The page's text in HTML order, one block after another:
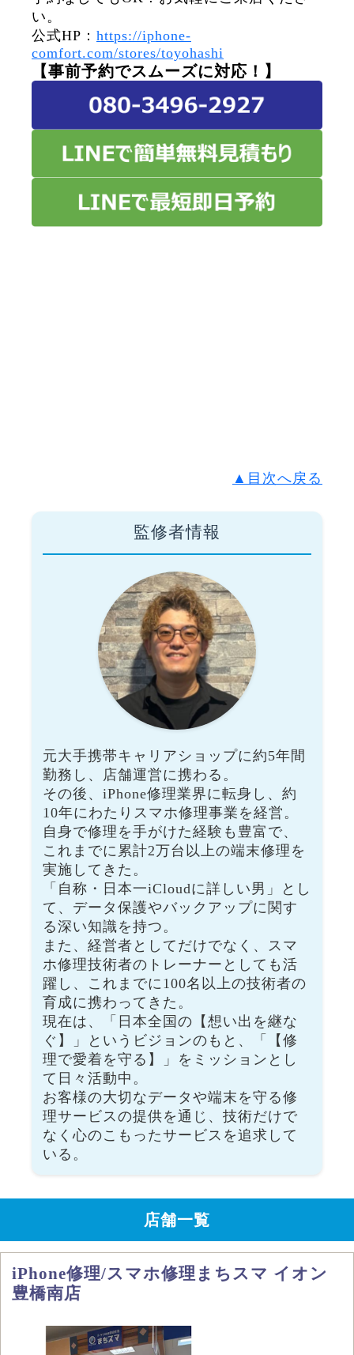
い。
公式HP： https://iphone-
comfort.com/stores/toyohashi
【事前予約でスムーズに対応！】
▲目次へ戻る
監修者情報
元大手携帯キャリアショップに約5年間
勤務し、店舗運営に携わる。
その後、iPhone修理業界に転身し、約
10年にわたりスマホ修理事業を経営。
自身で修理を手がけた経験も豊富で、
これまでに累計2万台以上の端末修理を
実施してきた。
「自称・日本一iCloudに詳しい男」とし
て、データ保護やバックアップに関す
る深い知識を持つ。
また、経営者としてだけでなく、スマ
ホ修理技術者のトレーナーとしても活
躍し、これまでに100名以上の技術者の
育成に携わってきた。
現在は、「日本全国の【想い出を継な
ぐ】」というビジョンのもと、「【修
理で愛着を守る】」をミッションとし
て日々活動中。
お客様の大切なデータや端末を守る修
理サービスの提供を通じ、技術だけで
なく心のこもったサービスを追求して
いる。
店舗一覧
iPhone修理/スマホ修理まちスマ イオン
豊橋南店